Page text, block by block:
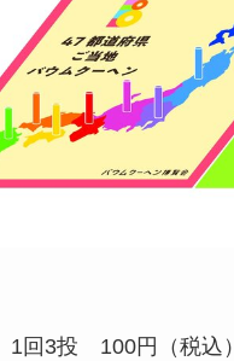
1回3投 100円（税込）